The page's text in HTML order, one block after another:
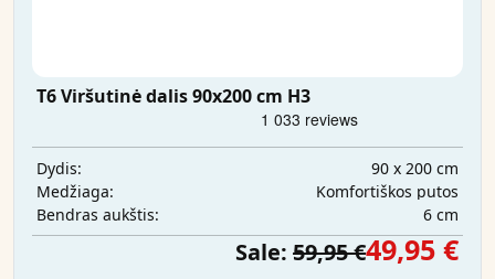
T6 Viršutinė dalis 90x200 cm H3
Dydis:
90 x 200 cm
Medžiaga:
Komfortiškos putos
Bendras aukštis:
6 cm
Sale: 59,95 €49,95 €